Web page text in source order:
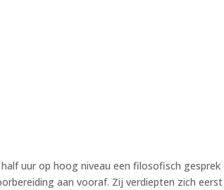
uur op hoog niveau een filosofisch gesprek
aan vooraf. Zij verdiepten zich